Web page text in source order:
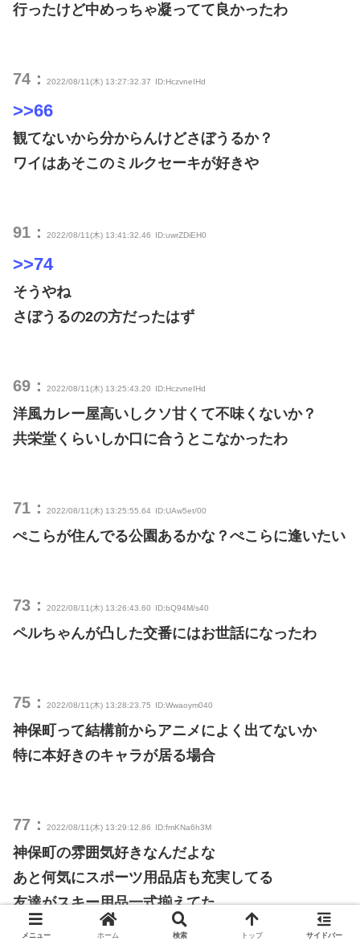
行ったけど中めっちゃ凝ってて良かったわ
74： 2022/08/11(木) 13:27:32.37 ID:HczvneIHd
>>66
観てないから分からんけどさぼうるか？
ワイはあそこのミルクセーキが好きや
91： 2022/08/11(木) 13:41:32.46 ID:uwrZDiEH0
>>74
そうやね
さぼうるの2の方だったはず
69： 2022/08/11(木) 13:25:43.20 ID:HczvneIHd
洋風カレー屋高いしクソ甘くて不味くないか？
共栄堂くらいしか口に合うとこなかったわ
71： 2022/08/11(木) 13:25:55.64 ID:UAw5et/00
ぺこらが住んでる公園あるかな？ぺこらに逢いたい
73： 2022/08/11(木) 13:26:43.60 ID:bQ94M/s40
ペルちゃんが凸した交番にはお世話になったわ
75： 2022/08/11(木) 13:28:23.75 ID:Wwaoym040
神保町って結構前からアニメによく出てないか
特に本好きのキャラが居る場合
77： 2022/08/11(木) 13:29:12.86 ID:fmKNa6h3M
神保町の雰囲気好きなんだよな
あと何気にスポーツ用品店も充実してる
友達がスキー用品一式揃えてた
メニュー ホーム 検索 トップ サイドバー